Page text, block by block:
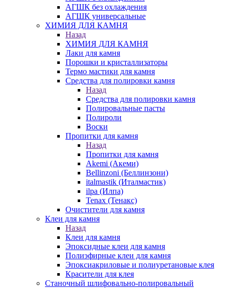
АГШК без охлаждения
АГШК универсальные
ХИМИЯ ДЛЯ КАМНЯ
Назад
ХИМИЯ ДЛЯ КАМНЯ
Лаки для камня
Порошки и кристаллизаторы
Термо мастики для камня
Средства для полировки камня
Назад
Средства для полировки камня
Полировальные пасты
Полироли
Воски
Пропитки для камня
Назад
Пропитки для камня
Akemi (Акеми)
Bellinzoni (Беллинзони)
italmastik (Италмастик)
ilpa (Илпа)
Tenax (Тенакс)
Очистители для камня
Клеи для камня
Назад
Клеи для камня
Эпоксидные клеи для камня
Полиэфирные клеи для камня
Эпоксиакриловые и полиуретановые клея
Красители для клея
Станочный шлифовально-полировальный